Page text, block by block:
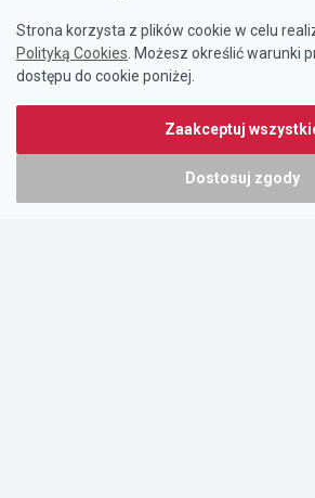
Strona korzysta z plików cookie w celu
Polityką Cookies . Możesz określić warunki
dostępu do cookie poniżej.
Zaakceptuj
Dostosuj zgody